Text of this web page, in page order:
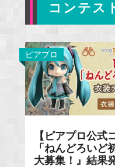
コンテス
ピアプロ
【ピアプロ公式
「ねんどろいど
大募集！』結果